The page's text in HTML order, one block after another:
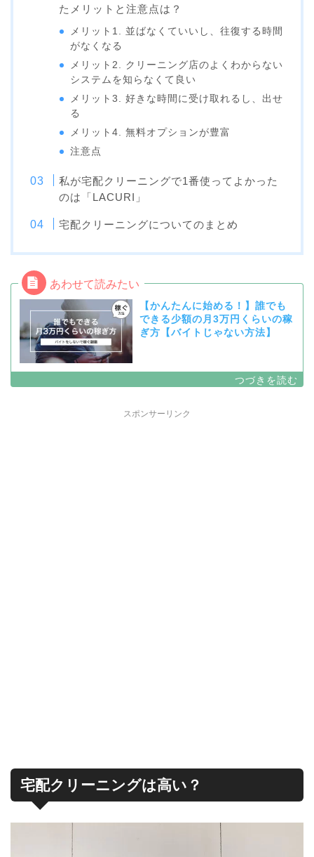
たメリットと注意点は？
メリット1. 並ばなくていいし、往復する時間
がなくなる
メリット2. クリーニング店のよくわからない
システムを知らなくて良い
メリット3. 好きな時間に受け取れるし、出せ
る
メリット4. 無料オプションが豊富
注意点
私が宅配クリーニングで1番使ってよかった
のは「LACURI」
宅配クリーニングについてのまとめ
【かんたんに始める！】誰でも
できる少額の月3万円くらいの稼
ぎ方【バイトじゃない方法】
スポンサーリンク
宅配クリーニングは高い？